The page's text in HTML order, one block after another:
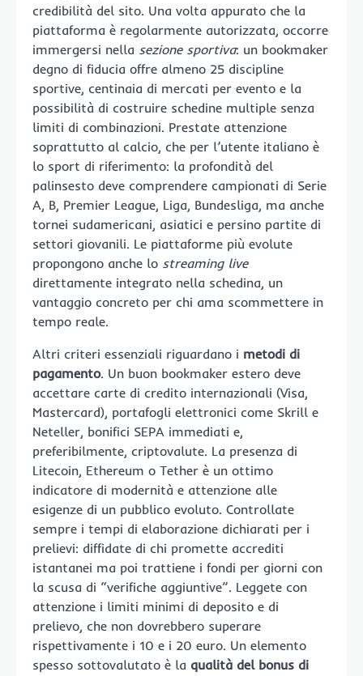
credibilità del sito. Una volta appurato che la
piattaforma è regolarmente autorizzata, occorre
immergersi nella sezione sportiva: un bookmaker
degno di fiducia offre almeno 25 discipline
sportive, centinaia di mercati per evento e la
possibilità di costruire schedine multiple senza
limiti di combinazioni. Prestate attenzione
soprattutto al calcio, che per l’utente italiano è
lo sport di riferimento: la profondità del
palinsesto deve comprendere campionati di Serie
A, B, Premier League, Liga, Bundesliga, ma anche
tornei sudamericani, asiatici e persino partite di
settori giovanili. Le piattaforme più evolute
propongono anche lo streaming live
direttamente integrato nella schedina, un
vantaggio concreto per chi ama scommettere in
tempo reale.
Altri criteri essenziali riguardano i metodi di
pagamento. Un buon bookmaker estero deve
accettare carte di credito internazionali (Visa,
Mastercard), portafogli elettronici come Skrill e
Neteller, bonifici SEPA immediati e,
preferibilmente, criptovalute. La presenza di
Litecoin, Ethereum o Tether è un ottimo
indicatore di modernità e attenzione alle
esigenze di un pubblico evoluto. Controllate
sempre i tempi di elaborazione dichiarati per i
prelievi: diffidate di chi promette accrediti
istantanei ma poi trattiene i fondi per giorni con
la scusa di “verifiche aggiuntive”. Leggete con
attenzione i limiti minimi di deposito e di
prelievo, che non dovrebbero superare
rispettivamente i 10 e i 20 euro. Un elemento
spesso sottovalutato è la qualità del bonus di